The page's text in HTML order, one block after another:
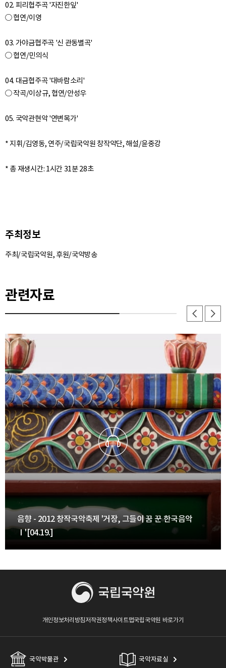
02. 피리협주곡 '자진한잎'
○ 협연/이영
03. 가야금협주곡 '신 관동별곡'
○ 협연/민의식
04. 대금협주곡 '대바람소리'
○ 작곡/이상규, 협연/안성우
05. 국악관현악 '연변목가'
* 지휘/김영동, 연주/국립국악원 창작악단, 해설/윤중강
* 총 재생시간: 1시간 31분 28초
주최정보
주최/국립국악원, 후원/국악방송
관련자료
음향 - 2012 창작국악축제 '거장, 그들이 꿈 꾼 한국음악
Ⅰ'[04.19.]
개인정보처리방침저작권정책사이트맵국립국악원 바로가기
국악박물관 국악자료실